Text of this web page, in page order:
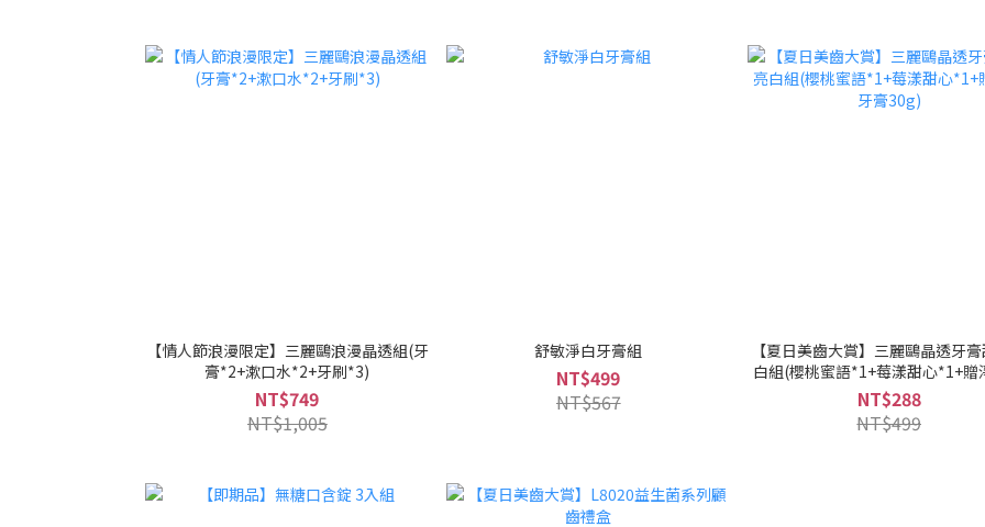
【情人節浪漫限定】三麗鷗浪漫晶透組(牙
膏*2+漱口水*2+牙刷*3)
NT$749
NT$1,005
舒敏淨白牙膏組
NT$499
NT$567
【夏日美齒大賞】三麗鷗晶透牙
白組(櫻桃蜜語*1+莓漾甜心*1+贈
膏30g)
NT$288
NT$499